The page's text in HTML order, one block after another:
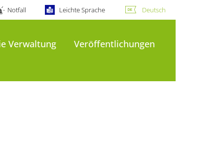
Notfall Leichte Sprache Deutsch
Verwaltung
Veröffentlichungen